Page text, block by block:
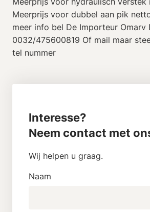
Meerprijs voor dubbel aan pik
meer info bel De Importeur Omarv
0032/475600819 Of mail maar
tel nummer
Interesse?
Neem contact met
Wij helpen u graag.
Naam